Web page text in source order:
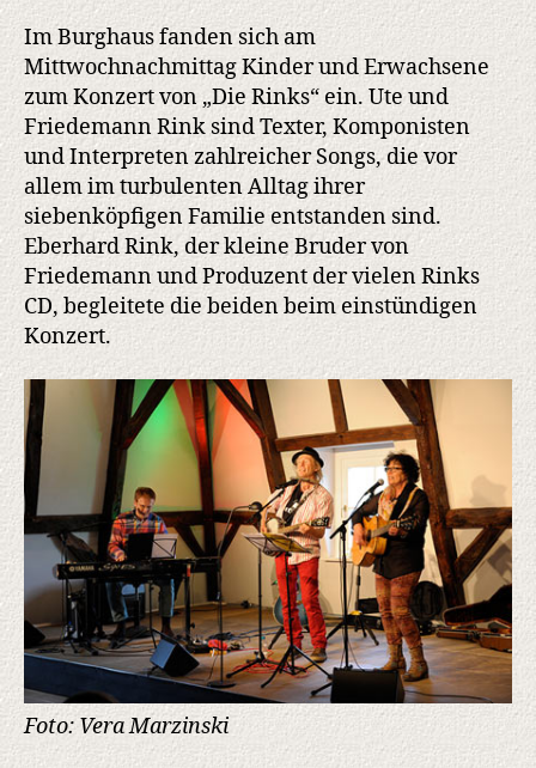
den
Rinks
Im Burghaus fanden sich am
Mittwochnachmittag Kinder und Erwachsene
zum Konzert von „Die Rinks“ ein. Ute und
Friedemann Rink sind Texter, Komponisten
und Interpreten zahlreicher Songs, die vor
allem im turbulenten Alltag ihrer
siebenköpfigen Familie entstanden sind.
Eberhard Rink, der kleine Bruder von
Friedemann und Produzent der vielen Rinks
CD, begleitete die beiden beim einstündigen
Konzert.
Foto: Vera Marzinski